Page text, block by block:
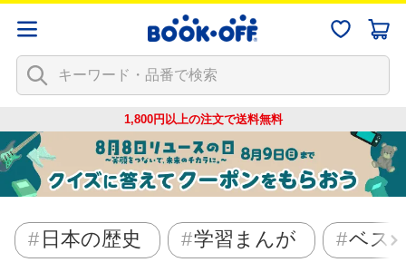
1,800円以上の注文で送料無料
日本の歴史 学習まんが ベス